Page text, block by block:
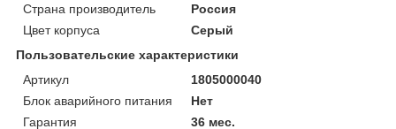
Страна производитель
Россия
Цвет корпуса
Серый
Пользовательские характеристики
Артикул
1805000040
Блок аварийного питания
Нет
Гарантия
36 мес.